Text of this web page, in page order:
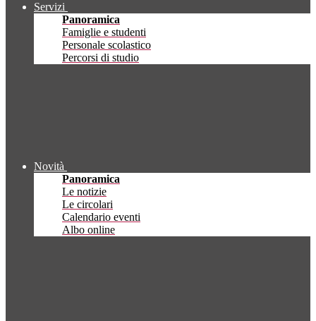
Servizi
Panoramica
Famiglie e studenti
Personale scolastico
Percorsi di studio
Novità
Panoramica
Le notizie
Le circolari
Calendario eventi
Albo online